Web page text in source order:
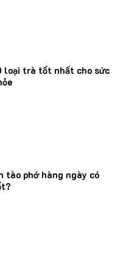
loại trà tốt nhất cho sức
tào phớ hàng ngày có